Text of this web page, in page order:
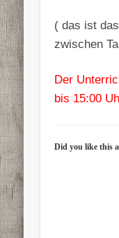
( das ist
zwischen
Der
bis 15:00
Did you like this